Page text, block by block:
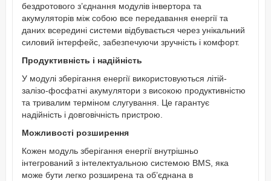
бездротового з’єднання модулів інвертора та
акумуляторів між собою все передавання енергії та
даних всередині системи відбувається через унікальний
силовий інтерфейс, забезпечуючи зручність і комфорт.
Продуктивність і надійність
У модулі зберігання енергії використовуються літій-
залізо-фосфатні акумулятори з високою продуктивністю
та тривалим терміном слугування. Це гарантує
надійність і довговічність пристрою.
Можливості розширення
Кожен модуль зберігання енергії внутрішньо
інтегрований з інтелектуальною системою BMS, яка
може бути легко розширена та об’єднана в